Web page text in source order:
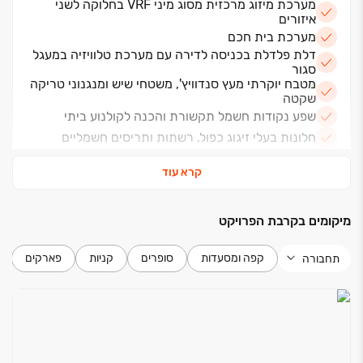
מערכת מיזוג מרכזית מסוג מיני VRF בחלוקה לשני
איזורים
מערכת בית חכם
דלת פלדלת בכניסה לדירה עם מערכת טלוויזיה במעגל
סגור
מטבח יוקרתי מעץ סנדוויץ', משטחי שיש ומנגנוני טריקה
שקטה
שפע נקודות חשמל תקשורת והכנה לקולנוע ביתי
חלונות בעלי זיגוג כפול, רשתות ותריסים חשמליים
דלתות "פנדור" יוקרתיות
ארונות אמבטיה בחדרי הרחצה
חדרי רחצה ושירותים ריצוף יוקרתי וחיפוי עד לתקרה
קרא עוד
מיקומים בקרבת הפרויקט
תחבורה קפה ומסעדות סופרים קניות פארקים